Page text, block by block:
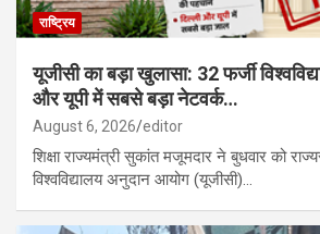
राष्ट्रिय
यूजीसी का बड़ा खुलासा: 32 फर्जी
और यूपी में सबसे बड़ा नेटवर्क…
August 6, 2026 editor
शिक्षा राज्यमंत्री सुकांत मजूमदार ने बुधवार को
विश्वविद्यालय अनुदान आयोग (यूजीसी)…